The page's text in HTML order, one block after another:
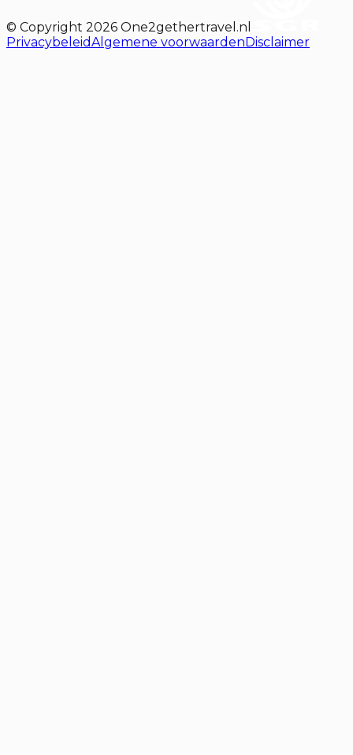
© Copyright 2026 One2gethertravel.nl
PrivacybeleidAlgemene voorwaardenDisclaimer